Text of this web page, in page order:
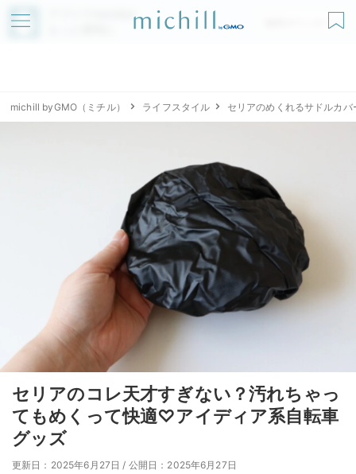
アプリでmichillが
無料ダウンロード
michill byGMO（ミチル） ライフスタイル セリアのめくれるサドルカバ
セリアのコレ天才すぎない？汚れちゃっ
てもめくって快適♡アイディア系自転車
グッズ
更新日：2025年6月27日 / 公開日：2025年6月27日